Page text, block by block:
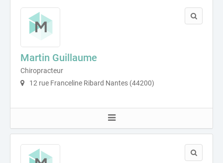
Martin Guillaume
Chiropracteur
12 rue Franceline Ribard Nantes (44200)